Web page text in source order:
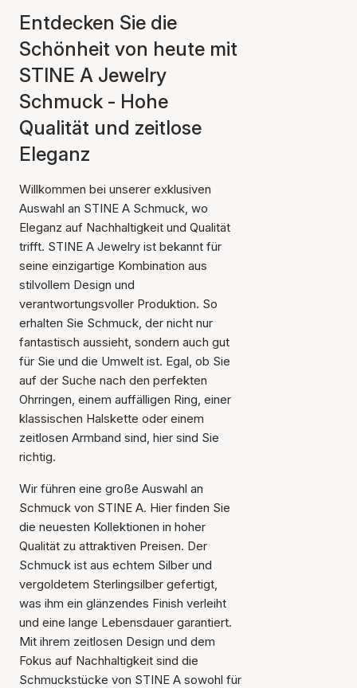
Entdecken Sie die
Schönheit von heute mit
STINE A Jewelry
Schmuck - Hohe
Qualität und zeitlose
Eleganz
Willkommen bei unserer exklusiven
Auswahl an STINE A Schmuck, wo
Eleganz auf Nachhaltigkeit und Qualität
trifft. STINE A Jewelry ist bekannt für
seine einzigartige Kombination aus
stilvollem Design und
verantwortungsvoller Produktion. So
erhalten Sie Schmuck, der nicht nur
fantastisch aussieht, sondern auch gut
für Sie und die Umwelt ist. Egal, ob Sie
auf der Suche nach den perfekten
Ohrringen, einem auffälligen Ring, einer
klassischen Halskette oder einem
zeitlosen Armband sind, hier sind Sie
richtig.
Wir führen eine große Auswahl an
Schmuck von STINE A. Hier finden Sie
die neuesten Kollektionen in hoher
Qualität zu attraktiven Preisen. Der
Schmuck ist aus echtem Silber und
vergoldetem Sterlingsilber gefertigt,
was ihm ein glänzendes Finish verleiht
und eine lange Lebensdauer garantiert.
Mit ihrem zeitlosen Design und dem
Fokus auf Nachhaltigkeit sind die
Schmuckstücke von STINE A sowohl für